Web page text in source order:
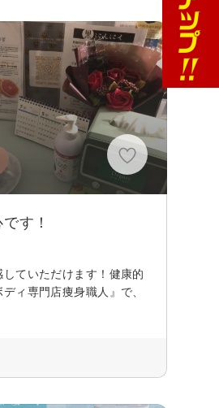
す！
ていただけます！健康的
ィ専門店痩身職人』で、